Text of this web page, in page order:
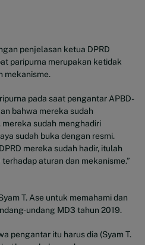
penjelasan ketua DPRD
paripurna merupakan ketidak
mekanisme.
pada saat pengantar APBD-
bahwa mereka sudah
sudah menghadiri
sudah buka dengan resmi.
mereka sudah hadir, itulah
aturan dan mekanisme.”
T. Ase untuk memahami dan
undang MD3 tahun 2019.
pengantar itu harus dia (Syam T.